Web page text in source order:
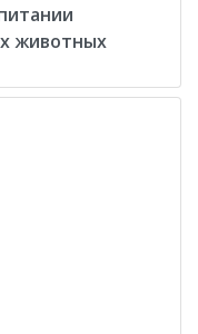
животных